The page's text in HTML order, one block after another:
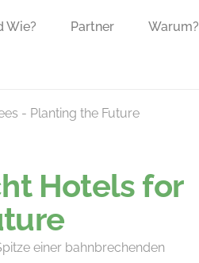
Wie? Partner Warum?
- Planting the Future
Hotels for
einer bahnbrechenden